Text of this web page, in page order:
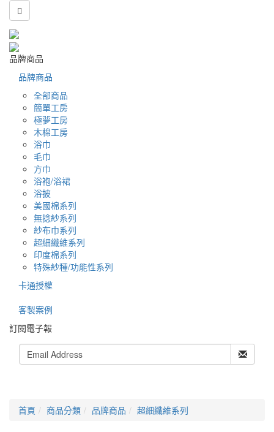
品牌商品
品牌商品
全部商品
簡單工房
極夢工房
木棉工房
浴巾
毛巾
方巾
浴袍/浴裙
浴披
美國棉系列
無捻紗系列
紗布巾系列
超細纖維系列
印度棉系列
特殊紗種/功能性系列
卡通授權
客製案例
訂閱電子報
首頁 商品分類 品牌商品 超細纖維系列